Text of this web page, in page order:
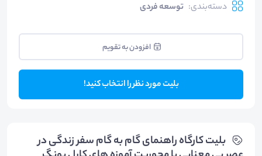
دسته‌بندی: توسعه فردی
افزودن به تقویم
بلیت مورد نظر را انتخاب کنید!
بلیت‌ کارگاه راهنمای گام به گام سفر زندگی در